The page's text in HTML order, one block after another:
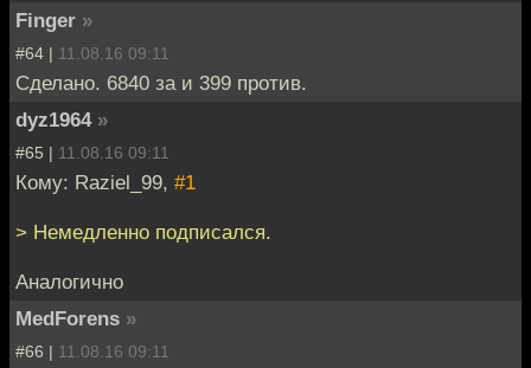
Finger »
#64 | 11.08.16 09:11
Сделано. 6840 за и 399 против.
dyz1964 »
#65 | 11.08.16 09:11
Кому: Raziel_99, #1
> Немедленно подписался.
Аналогично
MedForens »
#66 | 11.08.16 09:11